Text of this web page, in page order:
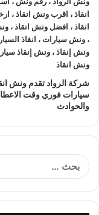
ونش انقاذ سيارات
اجزاء سياراتك.
لديناافضل ونش
اقرب ونش انقاذ
سعر بدون رسوم
نقوم بتتبع جميع
يوجد
الأسبوع.
المعدات
شركة الرواد تقدم ونش
سيارات فوري وقت
والحوادث